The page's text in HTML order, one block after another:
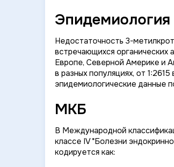
Эпидемиология
Недостаточность 3-
встречающихся органических
Европе, Северной Америке и
в разных популяциях, от
эпидемиологические данные
МКБ
В Международной
классе IV "Болезни
кодируется как: